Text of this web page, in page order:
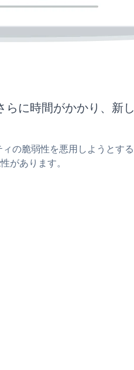
に時間がかかり、新し
の脆弱性を悪用しようとする
があります。